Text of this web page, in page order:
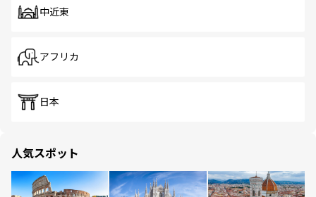
中近東
アフリカ
日本
人気スポット